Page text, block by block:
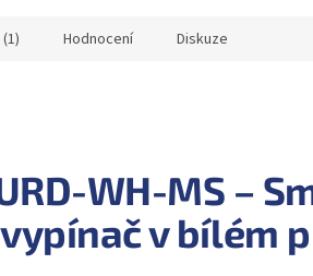
Hodnocení Diskuze
WH-MS –
v bílém